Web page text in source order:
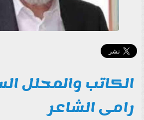
الكاتب والمحلل
رامى الشاعر